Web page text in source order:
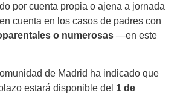
por cuenta propia o ajena a jornada
cuenta en los casos de padres con
o numerosas —en este
de Madrid ha indicado que
estará disponible del 1 de